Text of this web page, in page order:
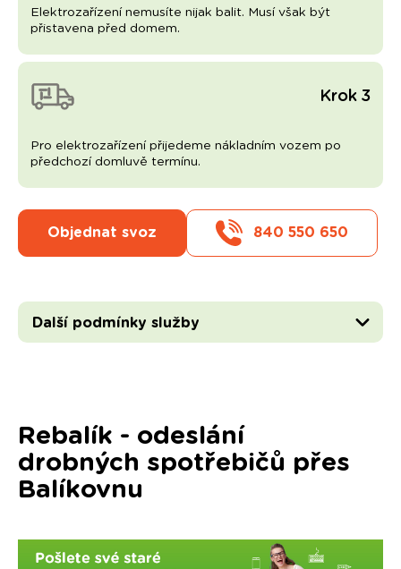
Elektrozařízení nemusíte nijak balit. Musí však být
přistavena před domem.
Krok 3
Pro elektrozařízení přijedeme nákladním vozem po
předchozí domluvě termínu.
Objednat svoz 840 550 650
Další podmínky služby
Rebalík - odeslání
drobných spotřebičů přes
Balíkovnu